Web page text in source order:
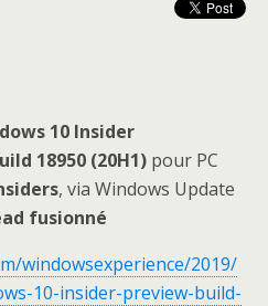
10 Insider
18950 (20H1) pour PC
, via Windows Update
fusionné
windowsexperience/2019/
10-insider-preview-build-